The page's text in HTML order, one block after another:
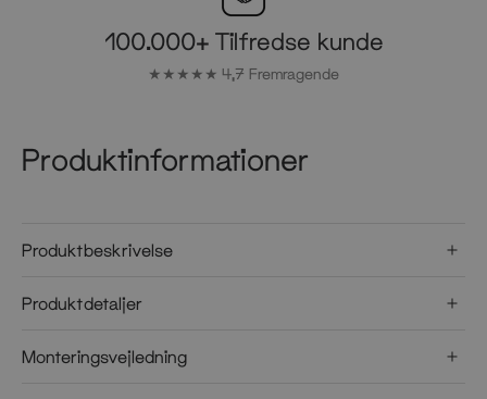
100.000+ Tilfredse kunde
★★★★★ 4,7 Fremragende
Produktinformationer
Produktbeskrivelse
Produktdetaljer
Monteringsvejledning